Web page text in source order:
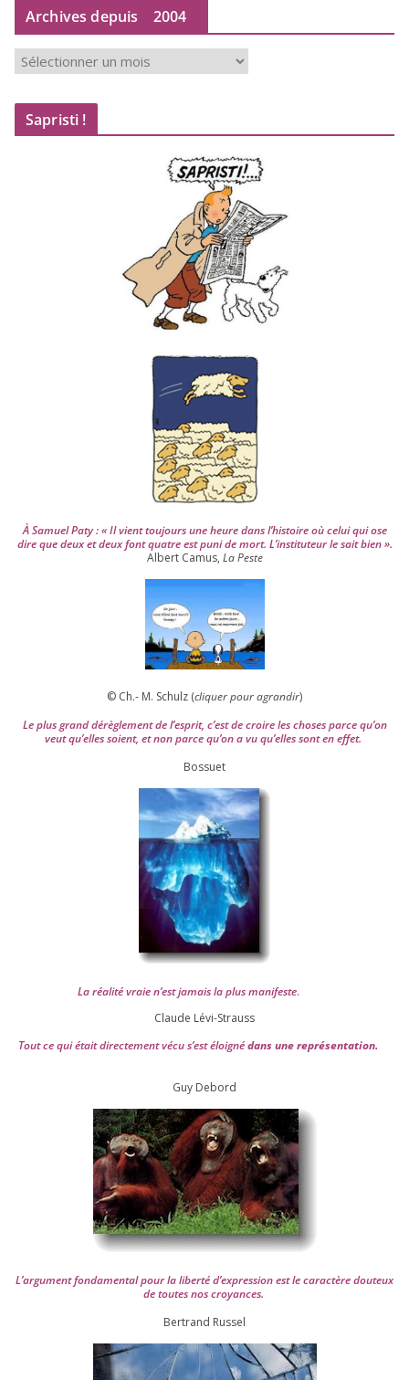
Archives depuis 2004
r
c
Sapristi !
À Samuel Paty : « Il vient tou­jours une heure dans l’his­toire où celui qui ose
dire que deux et deux font quatre est puni de mort. L’instituteur le sait bien ».
Albert Camus, La Peste
© Ch.- M. Schulz (cli­quer pour agran­dir)
Le plus grand dérè­gle­ment de l’es­prit, c’est de croire les choses parce qu’on
veut qu’elles soient, et non parce qu’on a vu qu’elles sont en effet.
Bossuet
La réa­lité vraie n’est jamais la plus mani­feste.
Claude Lévi-Strauss
Tout ce qui était direc­te­ment vécu s’est éloi­gnédans une repré­sen­ta­tion.
Guy Debord
L’argument fon­da­men­tal pour la liber­té d’expression est le carac­tère dou­teux
de toutes nos croyances.
Ber­trand Russel